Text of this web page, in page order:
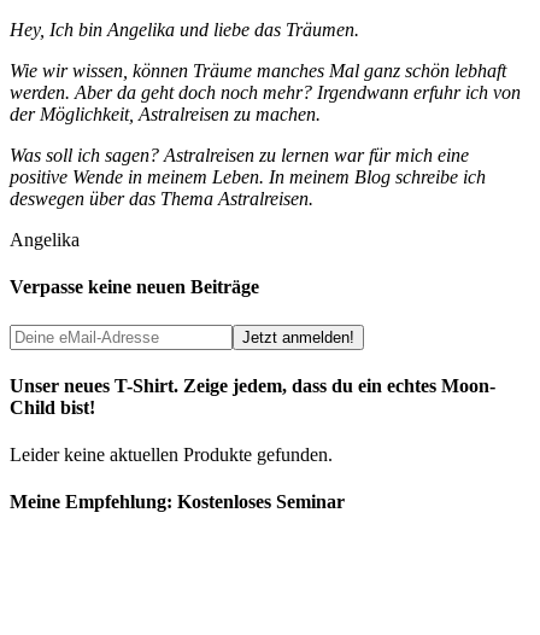
Hey, Ich bin Angelika und liebe das Träumen.
Wie wir wissen, können Träume manches Mal ganz schön lebhaft
werden. Aber da geht doch noch mehr? Irgendwann erfuhr ich von
der Möglichkeit, Astralreisen zu machen.
Was soll ich sagen? Astralreisen zu lernen war für mich eine
positive Wende in meinem Leben. In meinem Blog schreibe ich
deswegen über das Thema Astralreisen.
Angelika
Verpasse keine neuen Beiträge
Unser neues T-Shirt. Zeige jedem, dass du ein echtes Moon-
Child bist!
Leider keine aktuellen Produkte gefunden.
Meine Empfehlung: Kostenloses Seminar